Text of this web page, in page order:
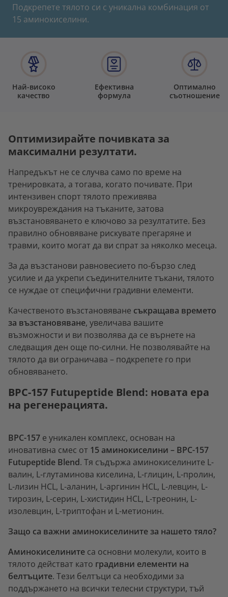
Подкрепете тялото си с уникална комбинация от
15 аминокиселини.
Най-високо
качество
Ефективна
формула
Оптимално
съотношение
Оптимизирайте почивката за
максимални резултати.
Напредъкът не се случва само по време на
тренировката, а тогава, когато почивате. При
интензивен спорт тялото преживява
микроувреждания на тъканите, затова
възстановяването е ключово за резултатите. Без
правилно обновяване рискувате прегаряне и
травми, които могат да ви спрат за няколко месеца.
За да възстанови равновесието по-бързо след
усилие и да укрепи съединителните тъкани, тялото
се нуждае от специфични градивни елементи.
Качественото възстановяване съкращава времето
за възстановяване, увеличава вашите
възможности и ви позволява да се върнете на
следващия ден още по-силни. Не позволявайте на
тялото да ви ограничава – подкрепете го при
обновяването.
BPC-157 Futupeptide Blend: новата ера
на регенерацията.
BPC-157 е уникален комплекс, основан на
иновативна смес от 15 аминокиселини – BPC-157
Futupeptide Blend. Тя съдържа аминокиселините L-
валин, L-глутаминова киселина, L-глицин, L-пролин,
L-лизин HCL, L-аланин, L-аргинин HCL, L-левцин, L-
тирозин, L-серин, L-хистидин HCL, L-треонин, L-
изолевцин, L-триптофан и L-метионин.
Защо са важни аминокиселините за нашето тяло?
Аминокиселините са основни молекули, които в
тялото действат като градивни елементи на
белтъците. Тези белтъци са необходими за
поддържането на всички телесни структури, тъй